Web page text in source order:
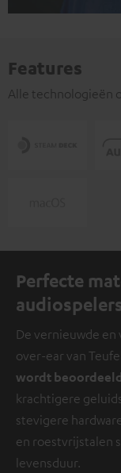
Features
Alle technologieën
Perfecte
audiospelers
De vernieuwde
over-ear van
wordt
krachtigere
stevigere
en roestvrijstalen
levensduur.